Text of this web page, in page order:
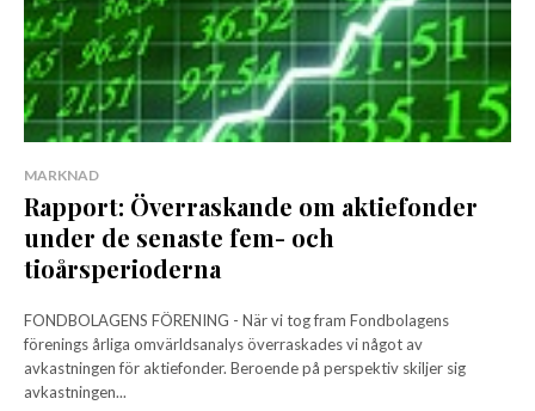
MARKNAD
Rapport: Överraskande om aktiefonder
under de senaste fem- och
tioårsperioderna
FONDBOLAGENS FÖRENING - När vi tog fram Fondbolagens
förenings årliga omvärldsanalys överraskades vi något av
avkastningen för aktiefonder. Beroende på perspektiv skiljer sig
avkastningen...